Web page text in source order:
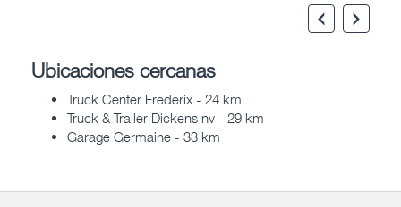
Ubicaciones cercanas
Truck Center Frederix - 24 km
Truck & Trailer Dickens nv - 29 km
Garage Germaine - 33 km